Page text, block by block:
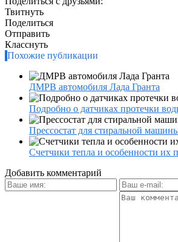
Твитнуть
Поделиться
Отправить
Класснуть
Похожие публикации
ДМРВ автомобиля Лада Гранта
Подробно о датчиках протечки
Прессостат для стиральной
Счетчики тепла и особенности их
Добавить комментарий